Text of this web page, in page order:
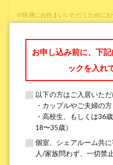
※快適にお住まいいただくためにお
*
勤務先名、学校名 *
※無職の方は無しとご記入ください
お申し込み前に、下
ックを入れ
以下の方はご入居いただ
・カップルやご夫婦の方
・高校生、もしくは36
18〜35歳）
個室、シェアルーム共
人/家族問わず、一切禁